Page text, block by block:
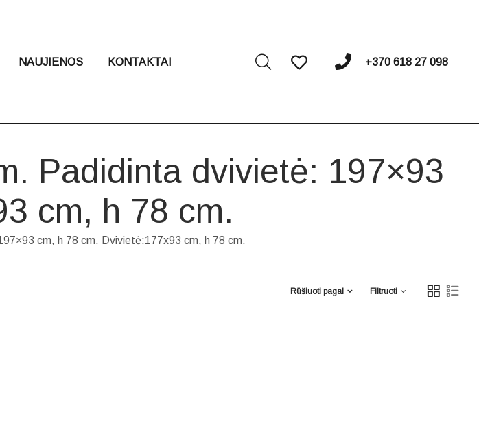
NAUJIENOS KONTAKTAI +370 618 27 098
Padidinta dvivietė: 197×93
cm, h 78 cm.
cm, h 78 cm. Dvivietė:177x93 cm, h 78 cm.
Filtruoti
Rūšiuoti pagal